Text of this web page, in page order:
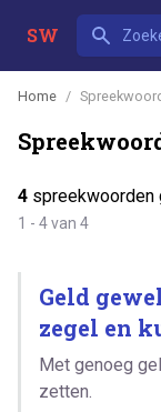
SW
Home
4 spreekwoorden
1 - 4 van 4
Geld
zegel en
Met genoeg
zetten.